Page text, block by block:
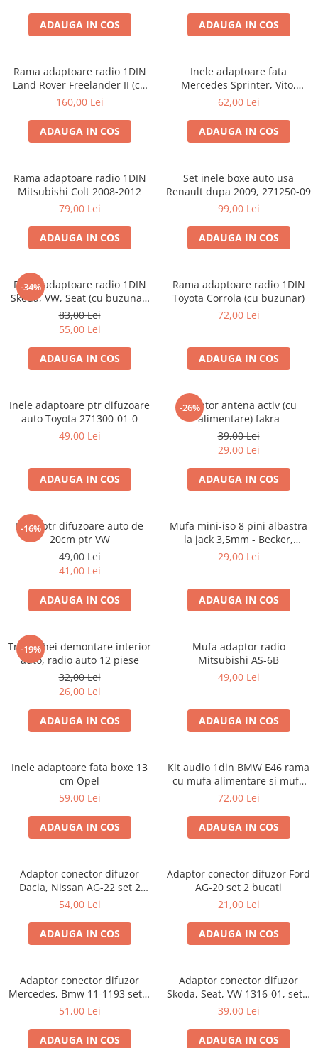
ADAUGA IN COS ADAUGA IN COS
Rama adaptoare radio 1DIN
Land Rover Freelander II (cu
buzunar)
160,00 Lei
ADAUGA IN COS
Inele adaptoare fata
Mercedes Sprinter, Vito,
Viano, 271190-18
62,00 Lei
ADAUGA IN COS
Rama adaptoare radio 1DIN
Mitsubishi Colt 2008-2012
79,00 Lei
ADAUGA IN COS
Set inele boxe auto usa
Renault dupa 2009, 271250-09
99,00 Lei
ADAUGA IN COS
-34%
Rama adaptoare radio 1DIN
Skoda, VW, Seat (cu buzunar)
40.145
83,00 Lei
55,00 Lei
ADAUGA IN COS
Rama adaptoare radio 1DIN
Toyota Corrola (cu buzunar)
72,00 Lei
ADAUGA IN COS
Inele adaptoare ptr difuzoare
auto Toyota 271300-01-0
49,00 Lei
ADAUGA IN COS
-26%
Adaptor antena activ (cu
alimentare) fakra
39,00 Lei
29,00 Lei
ADAUGA IN COS
-16%
Inele ptr difuzoare auto de
20cm ptr VW
49,00 Lei
41,00 Lei
ADAUGA IN COS
Mufa mini-iso 8 pini albastra
la jack 3,5mm - Becker,
Blaupunkt, VDO
29,00 Lei
ADAUGA IN COS
-19%
Trusa chei demontare interior
auto, radio auto 12 piese
32,00 Lei
26,00 Lei
ADAUGA IN COS
Mufa adaptor radio
Mitsubishi AS-6B
49,00 Lei
ADAUGA IN COS
Inele adaptoare fata boxe 13
cm Opel
59,00 Lei
ADAUGA IN COS
Kit audio 1din BMW E46 rama
cu mufa alimentare si mufa
antena
72,00 Lei
ADAUGA IN COS
Adaptor conector difuzor
Dacia, Nissan AG-22 set 2
bucati
54,00 Lei
ADAUGA IN COS
Adaptor conector difuzor Ford
AG-20 set 2 bucati
21,00 Lei
ADAUGA IN COS
Adaptor conector difuzor
Mercedes, Bmw 11-1193 set 2
bucati
51,00 Lei
ADAUGA IN COS
Adaptor conector difuzor
Skoda, Seat, VW 1316-01, set 2
bucati
39,00 Lei
ADAUGA IN COS